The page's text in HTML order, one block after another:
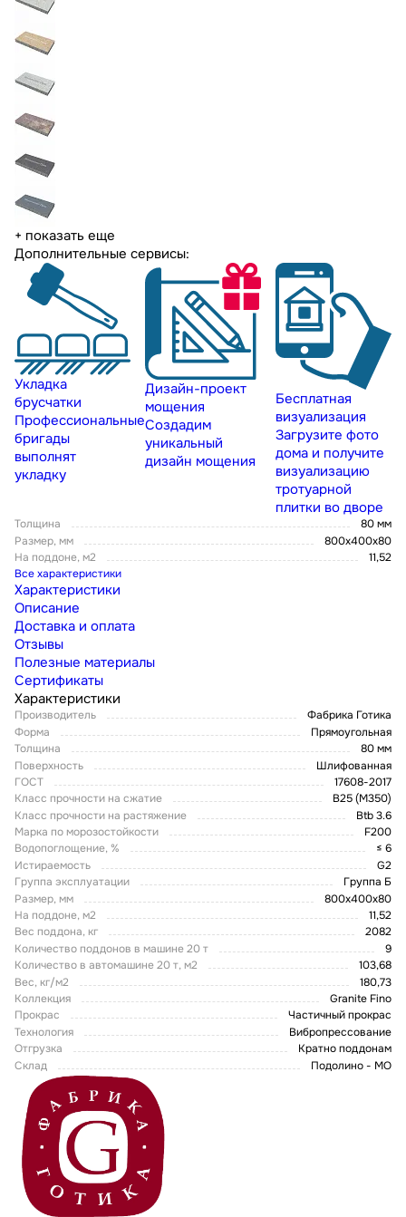
+ показать еще
Дополнительные сервисы:
Укладка
брусчатки
Профессиональные
бригады
выполнят
укладку
Дизайн-проект
мощения
Создадим
уникальный
дизайн мощения
Бесплатная
визуализация
Загрузите фото
дома и получите
визуализацию
тротуарной
плитки во дворе
Толщина
80 мм
Размер, мм
800x400x80
На поддоне, м2
11,52
Все характеристики
Характеристики
Описание
Доставка и оплата
Отзывы
Полезные материалы
Сертификаты
Характеристики
Производитель
Фабрика Готика
Форма
Прямоугольная
Толщина
80 мм
Поверхность
Шлифованная
ГОСТ
17608-2017
Класс прочности на сжатие
В25 (М350)
Класс прочности на растяжение
Btb 3.6
Марка по морозостойкости
F200
Водопоглощение, %
≤ 6
Истираемость
G2
Группа эксплуатации
Группа Б
Размер, мм
800x400x80
На поддоне, м2
11,52
Вес поддона, кг
2082
Количество поддонов в машине 20 т
9
Количество в автомашине 20 т, м2
103,68
Вес, кг/м2
180,73
Коллекция
Granite Fino
Прокрас
Частичный прокрас
Технология
Вибропрессование
Отгрузка
Кратно поддонам
Склад
Подолино - МО